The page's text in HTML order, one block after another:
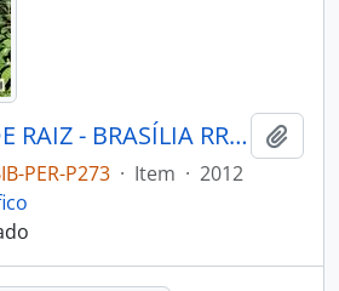
BRASILEIROS DE RAIZ - BRASÍLIA RRCK - 2012 - Nº07
PER-P273 · Item · 2012